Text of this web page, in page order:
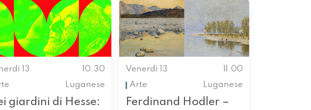
13
10.30
Luganese
giardini di Hesse:
Venerdì 13
11.00
Arte
Luganese
Ferdinand Hodler –